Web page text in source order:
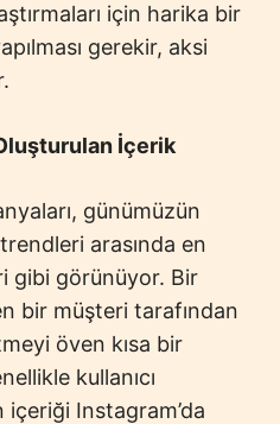
için harika bir
gerekir, aksi
İçerik
günümüzün
arasında en
gibi görünüyor. Bir
bir müşteri tarafından
öven kısa bir
kullanıcı
Instagram’da